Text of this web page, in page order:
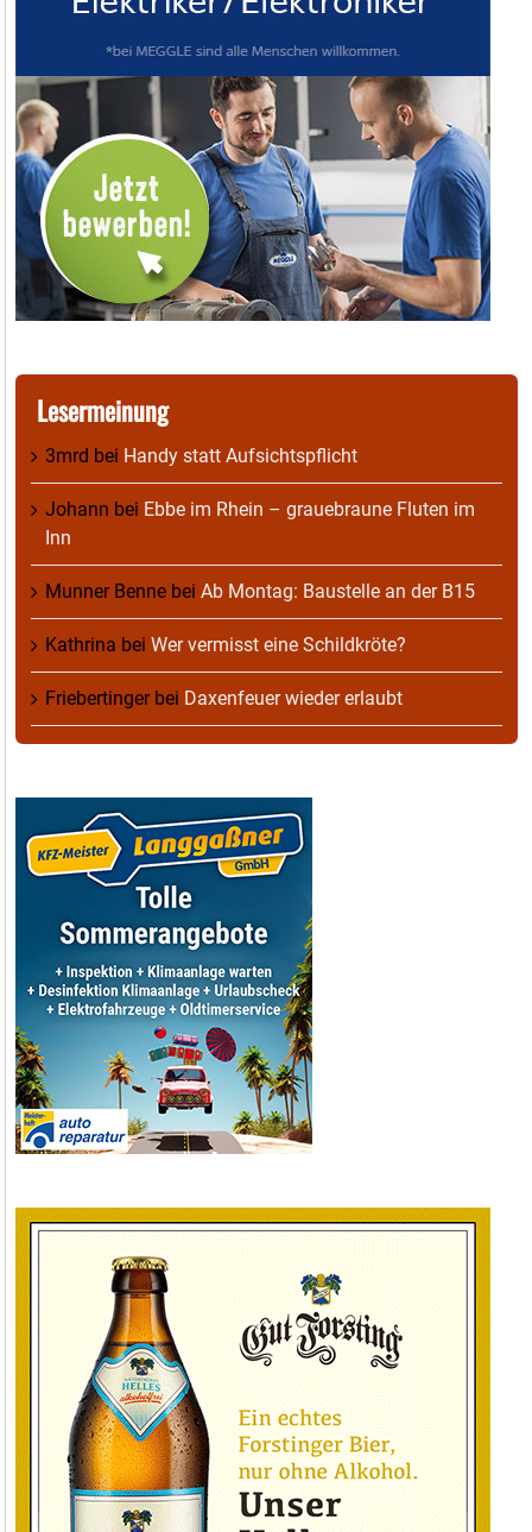
Lesermeinung
3mrd bei Handy statt Aufsichtspflicht
Johann bei Ebbe im Rhein – grauebraune Fluten im
Inn
Munner Benne bei Ab Montag: Baustelle an der B15
Kathrina bei Wer vermisst eine Schildkröte?
Friebertingerbei Daxenfeuer wieder erlaubt